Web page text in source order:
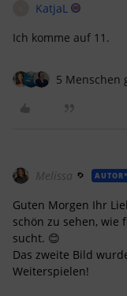
KatjaL
Ich komme auf 11.
5 Menschen
Melissa
Guten Morgen Ihr
schön zu sehen, wie
sucht. 😊
Das zweite Bild
Weiterspielen!